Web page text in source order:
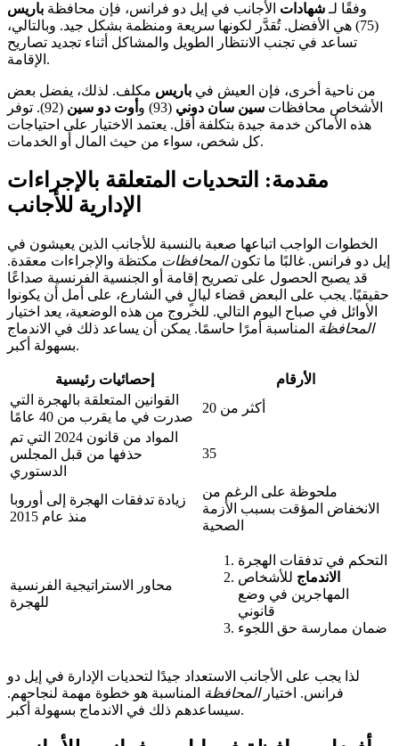
وفقًا لـ شهادات الأجانب في إيل دو فرانس، فإن محافظة باريس
(75) هي الأفضل. تُقدَّر لكونها سريعة ومنظمة بشكل جيد. وبالتالي،
تساعد في تجنب الانتظار الطويل والمشاكل أثناء تجديد تصاريح
الإقامة.
من ناحية أخرى، فإن العيش في باريس مكلف. لذلك، يفضل بعض
الأشخاص محافظات سين سان دوني (93) و أوت دو سين
(92). توفر
هذه الأماكن خدمة جيدة بتكلفة أقل. يعتمد الاختيار على احتياجات
كل شخص، سواء من حيث المال أو الخدمات.
مقدمة: التحديات المتعلقة بالإجراءات
الإدارية للأجانب
الخطوات الواجب اتباعها صعبة بالنسبة للأجانب الذين يعيشون في
إيل دو فرانس. غالبًا ما تكونالمحافظات مكتظة والإجراءات معقدة.
قد يصبح الحصول على تصريح إقامة أو الجنسية الفرنسية صداعًا
حقيقيًا. يجب على البعض قضاء ليالٍ في الشارع، على أمل أن يكونوا
الأوائل في صباح اليوم التالي. للخروج من هذه الوضعية، يعد اختيار
المحافظة المناسبة أمرًا حاسمًا. يمكن أن يساعد ذلك في الاندماج
بسهولة أكبر.
إحصائيات رئيسية
الأرقام
القوانين المتعلقة بالهجرة التي
صدرت في ما يقرب من 40 عامًا
أكثر من 20
المواد من قانون 2024 التي تم
حذفها من قبل المجلس
الدستوري
35
زيادة تدفقات الهجرة إلى أوروبا
منذ عام 2015
ملحوظة على الرغم من
الانخفاض المؤقت بسبب الأزمة
الصحية
محاور الاستراتيجية الفرنسية
للهجرة
التحكم في تدفقات الهجرة
الاندماج للأشخاص
المهاجرين في وضع
قانوني
ضمان ممارسة حق اللجوء
لذا يجب على الأجانب الاستعداد جيدًا لتحديات الإدارة في إيل دو
فرانس. اختيارالمحافظة المناسبة هو خطوة مهمة لنجاحهم.
سيساعدهم ذلك في الاندماج بسهولة أكبر.